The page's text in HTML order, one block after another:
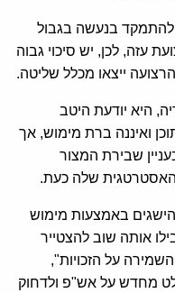
להתמקד בנעשה בגבול
עזה, לכן, יש סיכוי גבוה
ייצאו מכלל שליטה.
היא יודעת היטב
ואיננה ברת מימוש, אך
שבירת המצור
האסטרטגית שלה כעת.
באמצעות מימוש
אותה שוב להצטייר
על הזכויות",
מחדש על אש"פ ולדחוק